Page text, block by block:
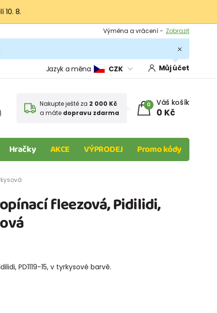
10. 8.
Výměna a vrácení - Zobrazit
Podmínky
Jazyk a měna CZK Můj účet
Nakupte ještě za 2 000 Kč
a máte dopravu zdarma
0 Váš košík
0 Kč
Hračky AKCE VÝPRODEJ Promo kódy
fleezová, Pidilidi,
PD1119-15, v tyrkysové barvě.